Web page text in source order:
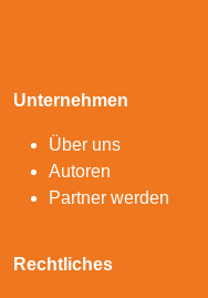
Unternehmen
Über uns
Autoren
Partner werden
Rechtliches